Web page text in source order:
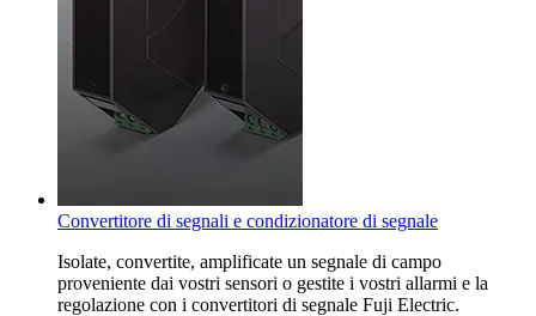
Convertitore di segnali e condizionatore di segnale
Isolate, convertite, amplificate un segnale di campo
proveniente dai vostri sensori o gestite i vostri allarmi e la
regolazione con i convertitori di segnale Fuji Electric.